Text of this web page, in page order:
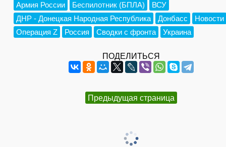
Армия России Беспилотник (БПЛА)
ВСУ
ДНР - Донецкая Народная Республика
Донбасс
Новости
Операция Z
Россия Сводки с фронта Украина
ПОДЕЛИТЬСЯ
Предыдущая страница